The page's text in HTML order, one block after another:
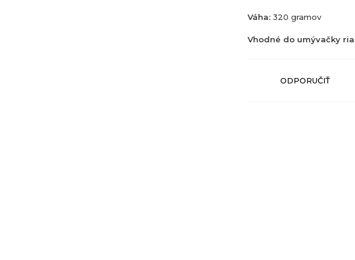
Váha:320 gramov
Vhodné do umývačky
ODPORUČIŤ